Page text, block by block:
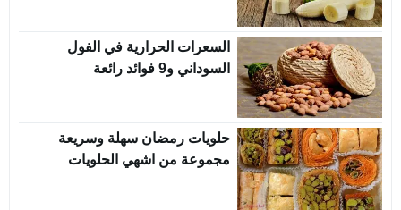
السعرات الحرارية في الفول
السوداني و9 فوائد رائعة
حلويات رمضان سهلة وسريعة
مجموعة من اشهي الحلويات